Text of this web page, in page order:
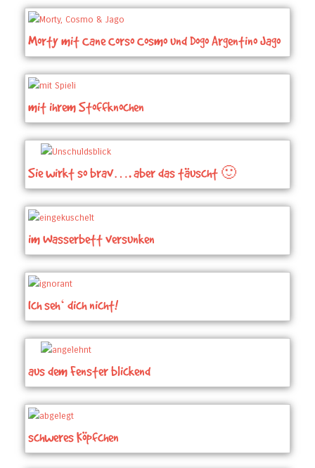
Morty mit Cane Corso Cosmo und Dogo Argentino Jago
mit ihrem Stoffknochen
Sie wirkt so brav…. aber das täuscht 🙂
im Wasserbett versunken
Ich seh‘ dich nicht!
aus dem Fenster blickend
schweres Köpfchen